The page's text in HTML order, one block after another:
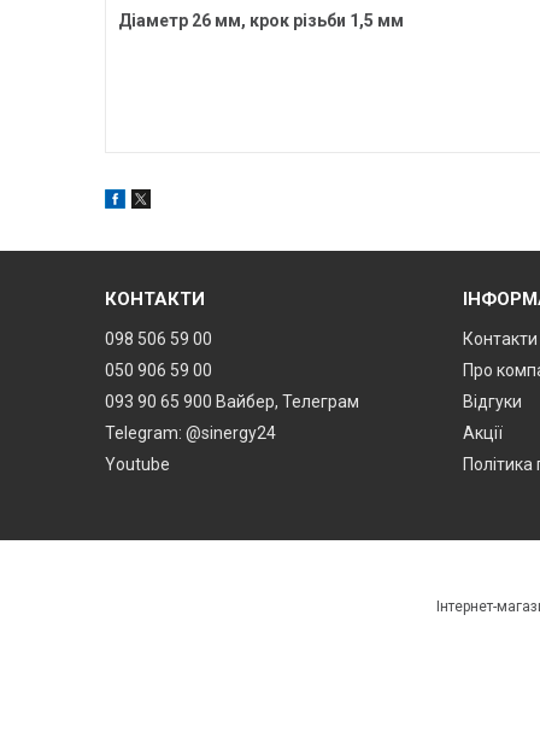
Діаметр 26 мм, крок різьби 1,5 мм
КОНТАКТИ
098 506 59 00
050 906 59 00
093 90 65 900 Вайбер, Телеграм
Telegram: @sinergy24
Youtube
Контакти
Про
Відгуки
Акції